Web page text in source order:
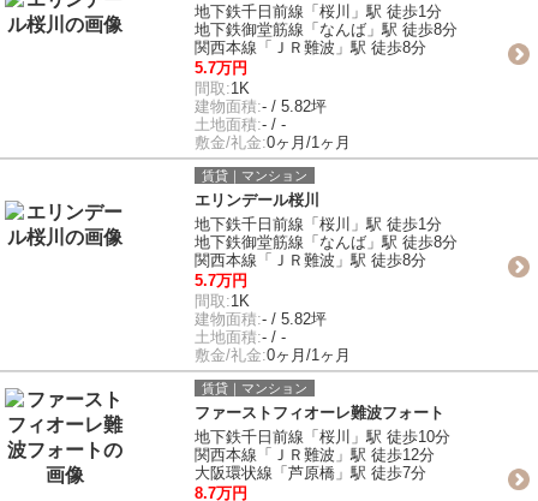
地下鉄千日前線「桜川」駅 徒歩1分
地下鉄御堂筋線「なんば」駅 徒歩8分
関西本線「ＪＲ難波」駅 徒歩8分
5.7万円
間取:1K
建物面積:- / 5.82坪
土地面積:- / -
敷金/礼金:0ヶ月/1ヶ月
賃貸｜マンション
エリンデール桜川
地下鉄千日前線「桜川」駅 徒歩1分
地下鉄御堂筋線「なんば」駅 徒歩8分
関西本線「ＪＲ難波」駅 徒歩8分
5.7万円
間取:1K
建物面積:- / 5.82坪
土地面積:- / -
敷金/礼金:0ヶ月/1ヶ月
賃貸｜マンション
ファーストフィオーレ難波フォート
地下鉄千日前線「桜川」駅 徒歩10分
関西本線「ＪＲ難波」駅 徒歩12分
大阪環状線「芦原橋」駅 徒歩7分
8.7万円